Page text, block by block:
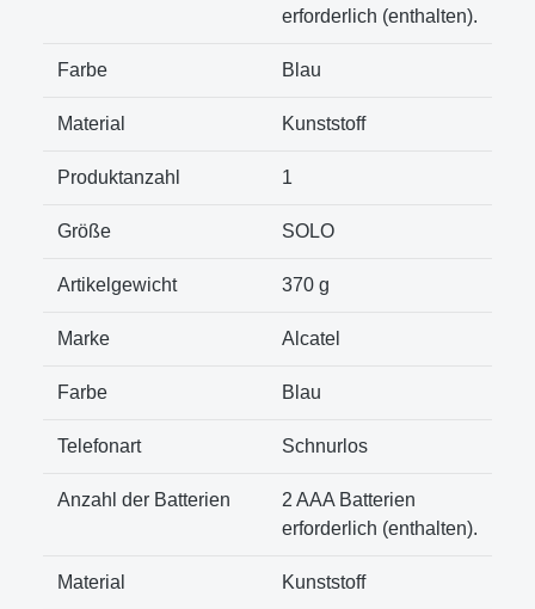
erforderlich (enthalten).
Farbe ‎Blau
Material ‎Kunststoff
Produktanzahl ‎1
Größe ‎SOLO
Artikelgewicht ‎370 g
Marke Alcatel
Farbe Blau
Telefonart Schnurlos
Anzahl der Batterien
2 AAA Batterien
erforderlich (enthalten).
Material Kunststoff